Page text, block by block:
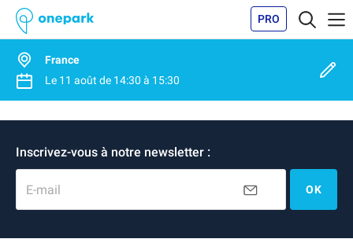
PRO
France
Le 11 août de 14:30 à 15:30
Inscrivez-vous à notre newsletter :
E-mail OK